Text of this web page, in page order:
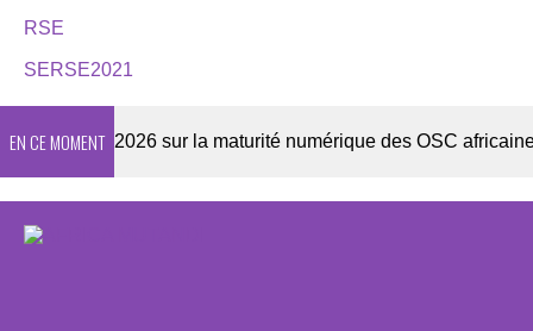
RSE
SERSE2021
EN CE MOMENT2026 sur la maturité numérique des OSC africaines